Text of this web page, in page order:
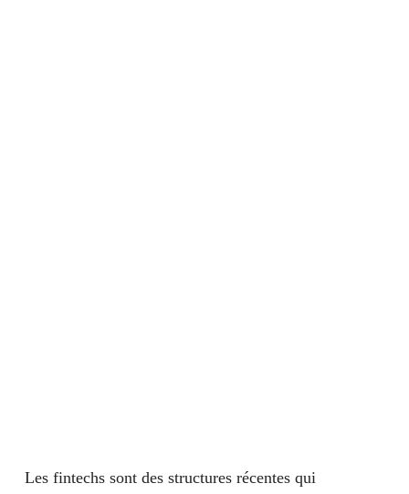
Les fintechs sont des structures récentes qui